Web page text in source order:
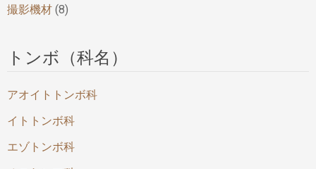
撮影機材 (8)
トンボ（科名）
アオイトトンボ科
イトトンボ科
エゾトンボ科